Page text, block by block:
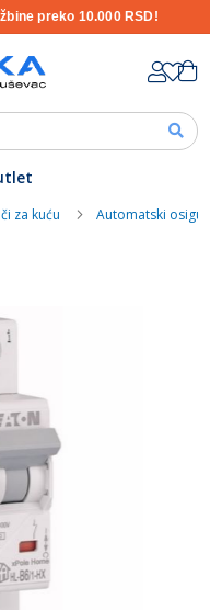
preko 10.000 RSD!
Content
za kuću Automatski